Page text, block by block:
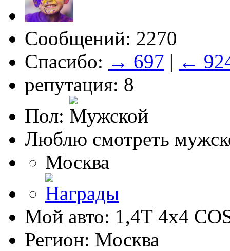
Сообщений: 2270
Спасибо: → 697 | ←
репутация: 8
Пол:
Люблю смотреть
Москва
Мой авто: 1,4Т 4х4
Регион: Москва